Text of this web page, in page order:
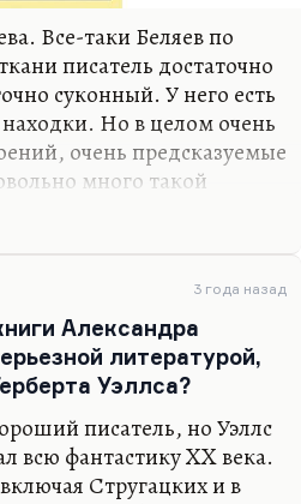
Все-таки Беляев по
писатель достаточно
суконный. У него есть
Но в целом очень
очень предсказуемые
много такой
в «Шхуне
это глоток кислорода
У Белева есть вещи,
как, скажем, «Голова
похожи, как, скажем,
это все равно прекрасный,
и мужественный
с…
3 года назад
Александра
литературой,
Уэллса?
писатель, но Уэллс
всю фантастику XX века.
Стругацких и в